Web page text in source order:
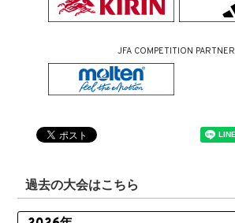
JFA COMPETITION PARTNER
過去の大会はこちら